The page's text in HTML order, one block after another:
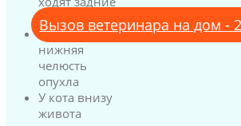
Вызов ветеринара на дом -
лапы
У кота
нижняя
челюсть
опухла
У кота внизу
живота